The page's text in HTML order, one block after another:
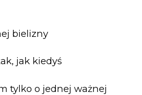
bielizny
jak kiedyś
tylko o jednej ważnej